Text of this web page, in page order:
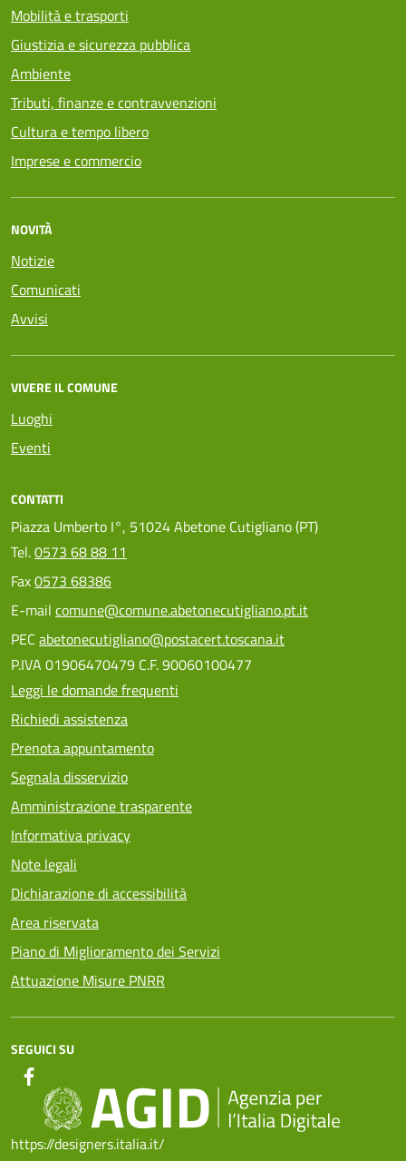
Mobilità e trasporti
Giustizia e sicurezza pubblica
Ambiente
Tributi, finanze e contravvenzioni
Cultura e tempo libero
Imprese e commercio
NOVITÀ
Notizie
Comunicati
Avvisi
VIVERE IL COMUNE
Luoghi
Eventi
CONTATTI
Piazza Umberto I°, 51024 Abetone Cutigliano (PT)
Tel.0573 68 88 11
Fax0573 68386
E-mail comune@comune.abetonecutigliano.pt.it
PEC abetonecutigliano@postacert.toscana.it
P.IVA 01906470479 C.F. 90060100477
Leggi le domande frequenti
Richiedi assistenza
Prenota appuntamento
Segnala disservizio
Amministrazione trasparente
Informativa privacy
Note legali
Dichiarazione di accessibilità
Area riservata
Piano di Miglioramento dei Servizi
Attuazione Misure PNRR
SEGUICI SU
https://designers.italia.it/